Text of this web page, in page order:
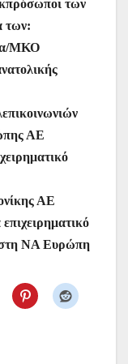
των
των:
ΜΚΟ
ΑΕ
ΑΕ
στη ΝΑ Ευρώπη